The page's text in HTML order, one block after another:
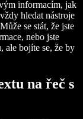
informacím, jak
hledat nástroje
se stát, že jste
nebo jste
ale bojíte se, že by
na řeč s